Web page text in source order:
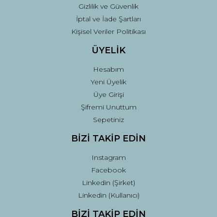
Gizlilik ve Güvenlik
İptal ve İade Şartları
Kişisel Veriler Politikası
ÜYELİK
Hesabım
Yeni Üyelik
Üye Girişi
Şifremi Unuttum
Sepetiniz
BİZİ TAKİP EDİN
Instagram
Facebook
Linkedin (Şirket)
Linkedin (Kullanıcı)
BİZİ TAKİP EDİN